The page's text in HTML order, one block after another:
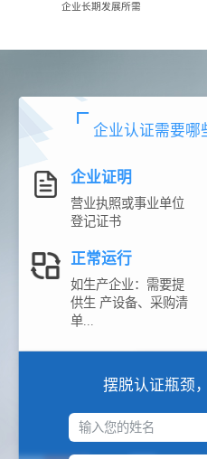
企业长期发展所需
企业认证需要哪
企业证明
营业执照或事业单位
登记证书
正常运行
如生产企业：需要提
供生 产设备、采购清
单...
摆脱认证瓶颈
输入您的姓名